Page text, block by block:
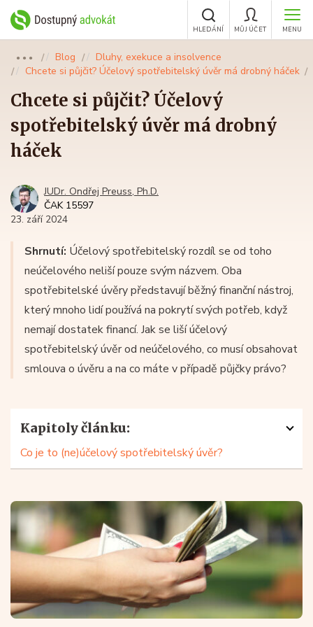
MENU
MŮJ ÚČET
HLEDÁNÍ
●●● Blog
Dluhy, exekuce a insolvence
Chcete si půjčit? Účelový spotřebitelský úvěr má drobný háček
Chcete si půjčit? Účelový
spotřebitelský úvěr má drobný
háček
JUDr. Ondřej Preuss, Ph.D.
ČAK 15597
23. září 2024
Shrnutí: Účelový spotřebitelský rozdíl se od toho
neúčelového neliší pouze svým názvem. Oba
spotřebitelské úvěry představují běžný finanční nástroj,
který mnoho lidí používá na pokrytí svých potřeb, když
nemají dostatek financí. Jak se liší účelový
spotřebitelský úvěr od neúčelového, co musí obsahovat
smlouva o úvěru a na co máte v případě půjčky právo?
Kapitoly článku:
Co je to (ne)účelový spotřebitelský úvěr?